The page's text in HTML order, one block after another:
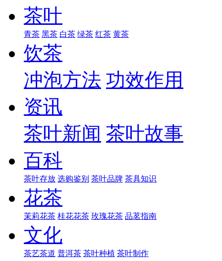
茶叶
青茶 黑茶 白茶 绿茶 红茶 黄茶
饮茶
冲泡方法 功效作用
资讯
茶叶新闻 茶叶故事
百科
茶叶存放 选购鉴别 茶叶品牌 茶具知识
花茶
茉莉花茶 桂花花茶 玫瑰花茶 品茗指南
文化
茶艺茶道 普洱茶 茶叶种植 茶叶制作